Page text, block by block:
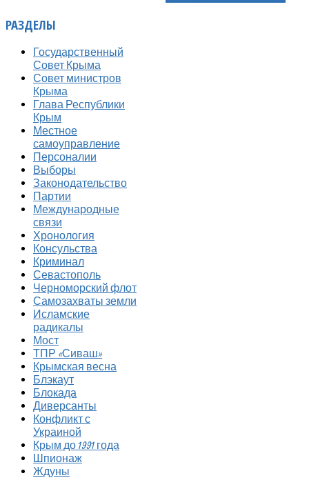
РАЗДЕЛЫ
Государственный
Совет Крыма
Совет министров
Крыма
Глава Республики
Крым
Местное
самоуправление
Персоналии
Выборы
Законодательство
Партии
Международные
связи
Хронология
Консульства
Криминал
Севастополь
Черноморский флот
Самозахваты земли
Исламские
радикалы
Мост
ТПР «Сиваш»
Крымская весна
Блэкаут
Блокада
Диверсанты
Конфликт с
Украиной
Крым до 1991 года
Шпионаж
Ждуны